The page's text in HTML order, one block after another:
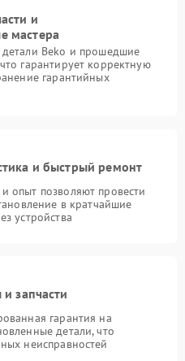
и
мастера
Beko и прошедшие
гарантирует корректную
гарантийных
и быстрый ремонт
опыт позволяют провести
в кратчайшие
устройства
запчасти
гарантия на
детали, что
неисправностей